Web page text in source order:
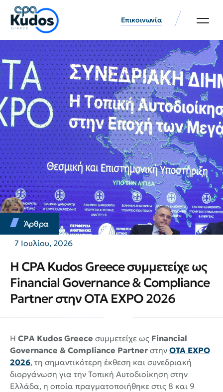
Επικοινωνία
Άρθρα
7 Ιουλίου, 2026
Η CPA Kudos Greece συμμετείχε ως
Financial Governance & Compliance
Partner στην OTA EXPO 2026
Η CPA Kudos Greece συμμετείχε ως Financial
Governance & Compliance Partner στην OTA EXPO
2026, τη σημαντικότερη έκθεση και συνεδριακή
διοργάνωση για την Τοπική Αυτοδιοίκηση στην
Ελλάδα, η οποία πραγματοποιήθηκε στις 8 και 9